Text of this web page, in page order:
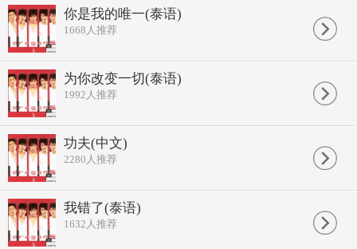
你是我的唯一(泰语)
1668 人推荐
为你改变一切(泰语)
1992 人推荐
功夫(中文)
2280 人推荐
我错了(泰语)
1632 人推荐